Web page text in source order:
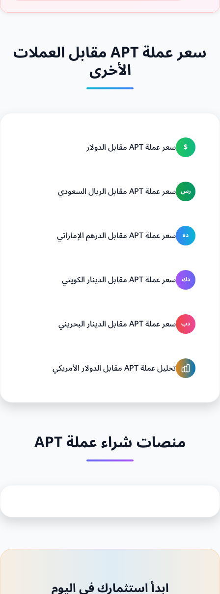
سعر عملة APT مقابل العملات
الأخرى
$ سعر عملة APT مقابل الدولار
رس سعر عملة APT مقابل الريال السعودي
ده سعر عملة APT مقابل الدرهم الإماراتي
دك سعر عملة APT مقابل الدينار الكويتي
دب سعر عملة APT مقابل الدينار البحريني
تحليل عملة APT مقابل الدولار الأمريكي
منصات شراء عملة APT
ابدأ استثمارك في اليوم